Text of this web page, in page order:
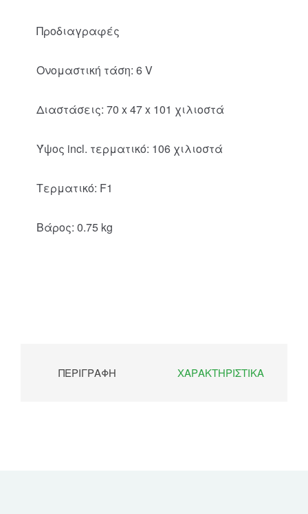
Προδιαγραφές
Ονομαστική τάση: 6 V
Διαστάσεις: 70 x 47 x 101 χιλιοστά
Ύψος incl. τερματικό: 106 χιλιοστά
Τερματικό: F1
Βάρος: 0.75 kg
ΠΕΡΙΓΡΑΦΉ ΧΑΡΑΚΤΗΡΙΣΤΙΚΆ